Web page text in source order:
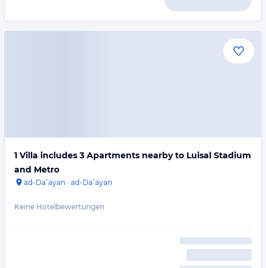
1 Villa includes 3 Apartments nearby to Luisal Stadium
and Metro
ad-Daʿayan · ad-Daʿayan
Keine Hotelbewertungen